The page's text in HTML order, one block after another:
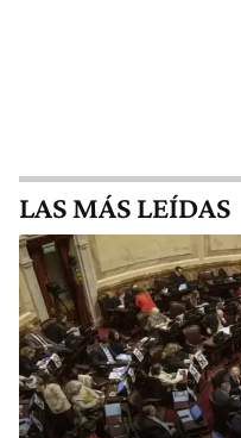
LAS MÁS LEÍDAS